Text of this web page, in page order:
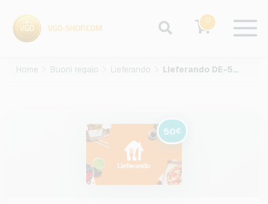
0
Home Buoni regalo Lieferando Lieferando DE-50-EUR
50€